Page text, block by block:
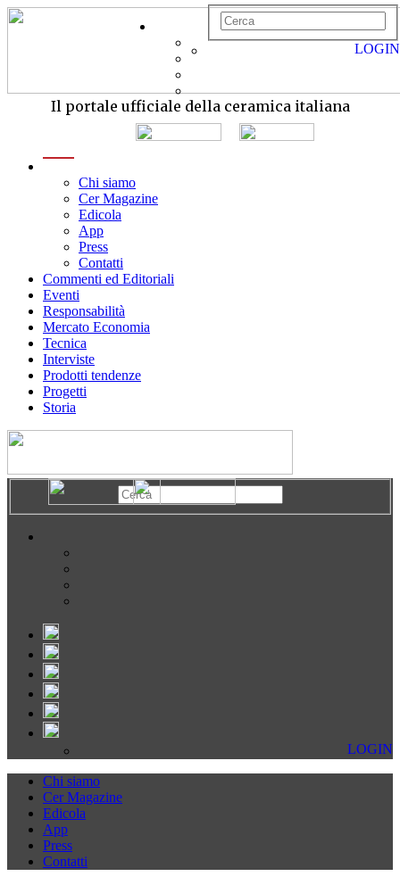
Il portale ufficiale della ceramica italiana
Chi siamo
Cer Magazine
Edicola
App
Press
Contatti
Commenti ed Editoriali
Eventi
Responsabilità
Mercato Economia
Tecnica
Interviste
Prodotti tendenze
Progetti
Storia
LOGIN
LOGIN
Chi siamo
Cer Magazine
Edicola
App
Press
Contatti